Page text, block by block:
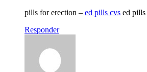
pills for erection – ed pills cvs ed pills
Responder